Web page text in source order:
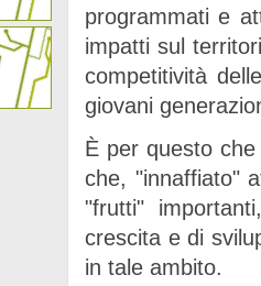
programmati e
impatti sul
competitività
giovani
È per questo
che, "innaffiato"
"frutti"
crescita e di
in tale ambito.